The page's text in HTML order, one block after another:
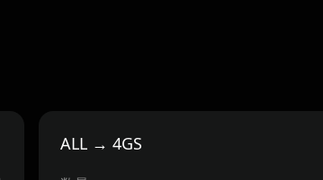
ALL → 4GS